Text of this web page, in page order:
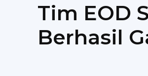
Tim EOD
Berhasil